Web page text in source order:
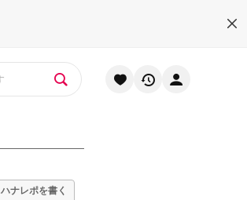
ハナレポを書く